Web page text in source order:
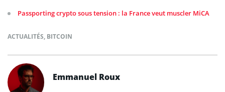
Passporting crypto sous tension : la France veut muscler MiCA
ACTUALITÉS, BITCOIN
Emmanuel Roux